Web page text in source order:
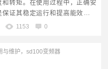
转矩。在使用过程中，正确安
证其稳定运行和提高能效的关
，用户需要遵循制造商的操作手
1153 0